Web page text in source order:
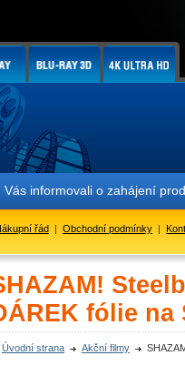
o zahájení prodeje
řád | Obchodní podmínky |
fólie
Úvodní strana Akční filmy